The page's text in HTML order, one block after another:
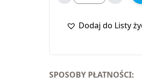
Dodaj do Listy
SPOSOBY PŁATNOŚCI: